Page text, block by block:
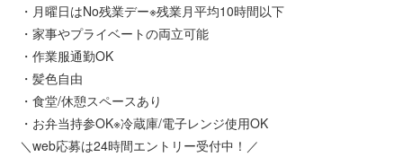
・月曜日はNo残業デー※残業月平均10時間以下
・家事やプライベートの両立可能
・作業服通勤OK
・髪色自由
・食堂/休憩スペースあり
・お弁当持参OK※冷蔵庫/電子レンジ使用OK
＼web応募は24時間エントリー受付中！／